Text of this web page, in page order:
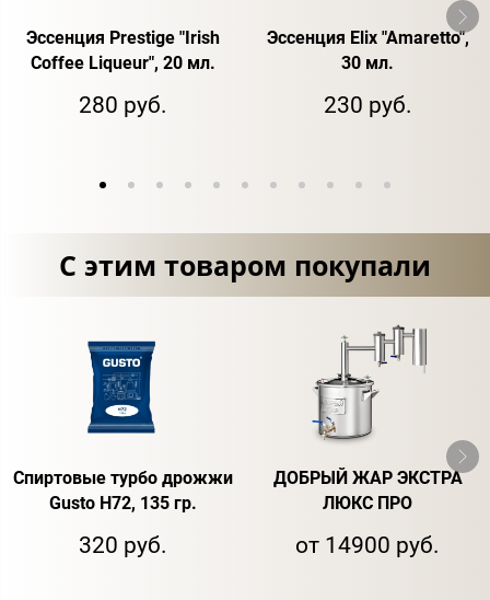
Эссенция Prestige "Irish
Coffee Liqueur", 20 мл.
280 руб.
Эссенция Elix "Amaretto",
30 мл.
230 руб.
С этим товаром покупали
Спиртовые турбо дрожжи
Gusto H72, 135 гр.
320 руб.
ДОБРЫЙ ЖАР ЭКСТРА
ЛЮКС ПРО
от 14900 руб.